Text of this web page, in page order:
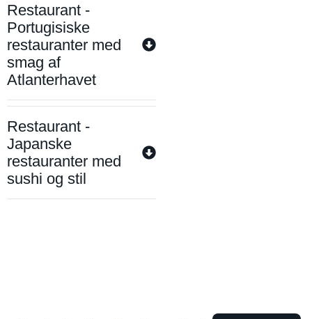
Restaurant -
Portugisiske
restauranter med
smag af
Atlanterhavet
Restaurant -
Japanske
restauranter med
sushi og stil